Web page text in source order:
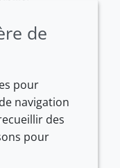
of sale
de
pour
navigation
des
pour